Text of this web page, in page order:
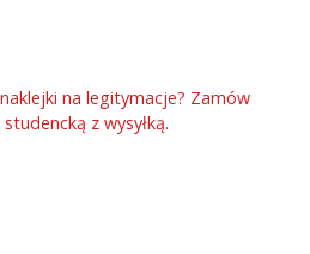
na legitymacje? Zamów
z wysyłką.